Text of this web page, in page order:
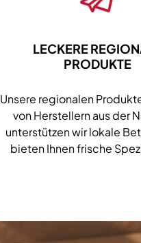
LECKERE
PRODUKTE
Unsere regionalen
von Herstellern aus der
unterstützen wir lokale
bieten Ihnen frische